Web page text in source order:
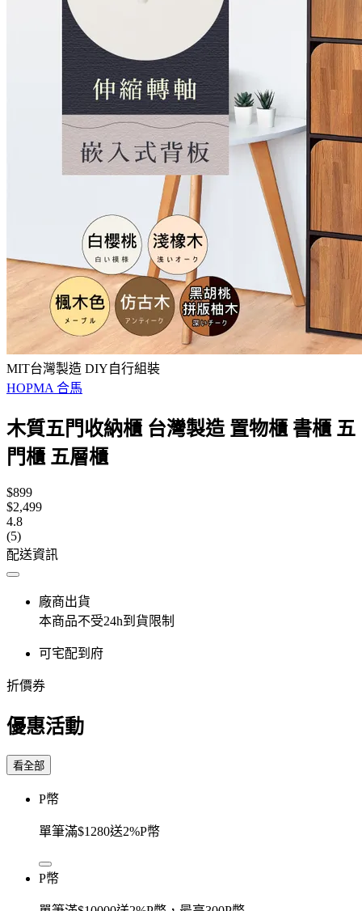
MIT台灣製造 DIY自行組裝
HOPMA 合馬
木質五門收納櫃 台灣製造 置物櫃 書櫃 五
門櫃 五層櫃
$899
$2,499
4.8
(5)
配送資訊
廠商出貨
本商品不受24h到貨限制
可宅配到府
折價券
優惠活動
看全部
P幣
單筆滿$1280送2%P幣
P幣